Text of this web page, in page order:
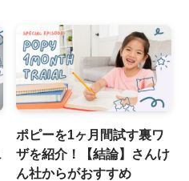
ポピーを1ヶ月間試す裏ワ
ザを紹介！【結論】さんけ
ん社からがおすすめ